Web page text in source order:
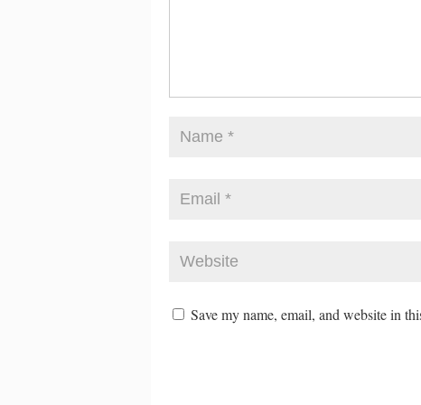
Save my name, email, and website in